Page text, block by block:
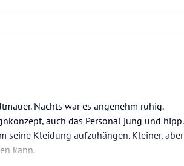
Nachts war es angenehm ruhig.
auch das Personal jung und hipp.
seine Kleidung aufzuhängen. Kleiner, aber
kann.